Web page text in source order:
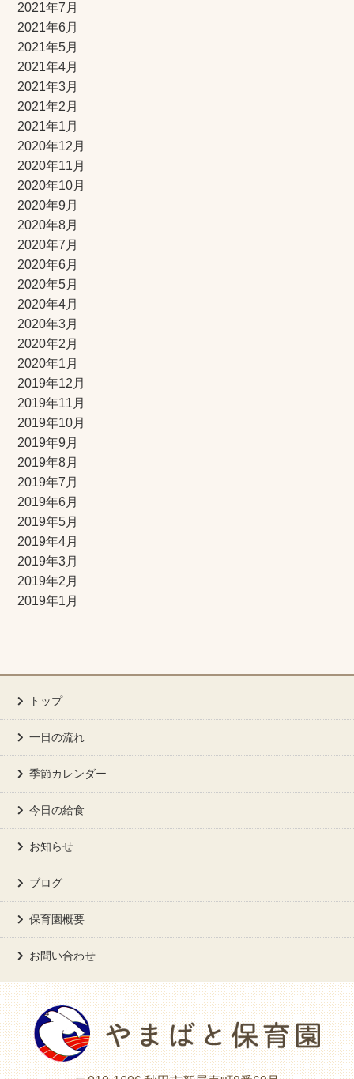
2021年7月
2021年6月
2021年5月
2021年4月
2021年3月
2021年2月
2021年1月
2020年12月
2020年11月
2020年10月
2020年9月
2020年8月
2020年7月
2020年6月
2020年5月
2020年4月
2020年3月
2020年2月
2020年1月
2019年12月
2019年11月
2019年10月
2019年9月
2019年8月
2019年7月
2019年6月
2019年5月
2019年4月
2019年3月
2019年2月
2019年1月
トップ
一日の流れ
季節カレンダー
今日の給食
お知らせ
ブログ
保育園概要
お問い合わせ